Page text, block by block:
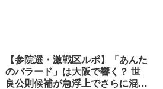
【参院選・激戦区ルポ】「あんた
のバラード」は大阪で響く？ 世
良公則候補が急浮上でさらに混沌